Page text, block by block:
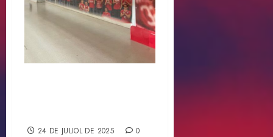
24 DE JULIOL DE 2025 0